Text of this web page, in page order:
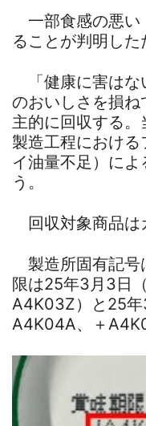
一部食感の悪い
ることが判明した
「健康に害はな
のおいしさを損ね
主的に回収する
製造工程における
イ油量不足）に
う。
回収対象商品は
製造所固有記号
限は25年3月3日
A4K03Z）と25年
A4K04A、＋